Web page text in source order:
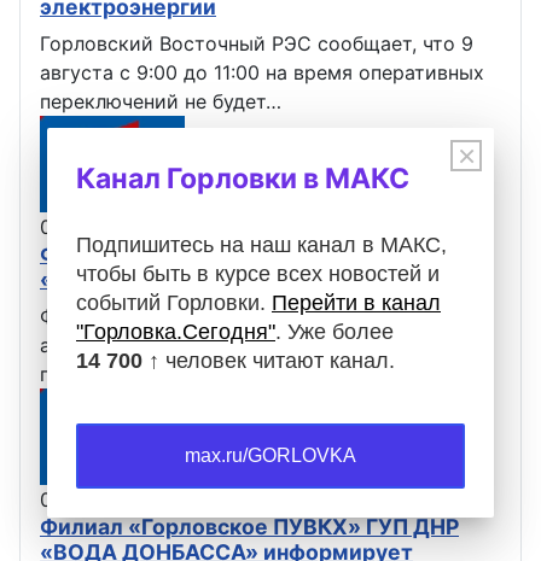
электроэнергии
Горловский Восточный РЭС сообщает, что 9
августа с 9:00 до 11:00 на время оперативных
переключений не будет…
07.08.2026
Филиал «Горловское ПУВКХ» ГУП ДНР
«ВОДА ДОНБАССА» информирует
Филиал «Горловское ПУВКХ» сообщает, что 8
августа с 04:00 до 10:00 в связи с изменением
графика работы фильтровальной…
07.08.2026
Филиал «Горловское ПУВКХ» ГУП ДНР
«ВОДА ДОНБАССА» информирует
×
Канал Горловки в МАКС
Подпишитесь на наш канал в МАКС,
чтобы быть в курсе всех новостей и
событий Горловки. Перейти в канал
"Горловка.Сегодня". Уже более
14 700 ↑ человек читают канал.
max.ru/GORLOVKA